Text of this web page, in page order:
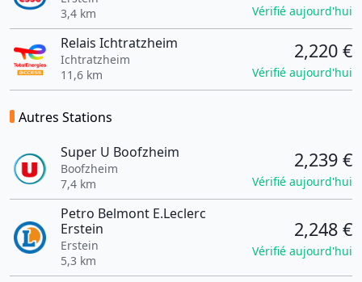
3,4 km
Vérifié aujourd'hui
Relais Ichtratzheim
Ichtratzheim
11,6 km
2,220 €
Vérifié aujourd'hui
Autres Stations
Super U Boofzheim
Boofzheim
7,4 km
2,239 €
Vérifié aujourd'hui
Petro Belmont E.Leclerc
Erstein
Erstein
5,3 km
2,248 €
Vérifié aujourd'hui